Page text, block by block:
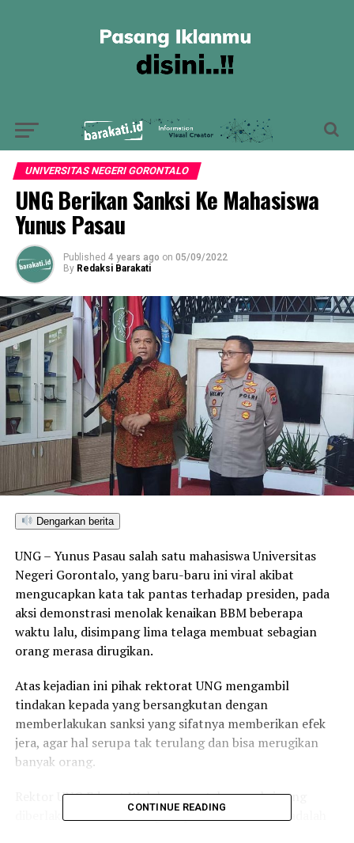
UNIVERSITAS NEGERI GORONTALO
UNG Berikan Sanksi Ke Mahasiswa
Yunus Pasau
Published 4 years ago on 05/09/2022
By Redaksi Barakati
Dengarkan berita
UNG – Yunus Pasau salah satu mahasiswa Universitas
Negeri Gorontalo, yang baru-baru ini viral akibat
mengucapkan kata tak pantas terhadap presiden, pada
aksi demonstrasi menolak kenaikan BBM beberapa
waktu lalu, disimpang lima telaga membuat sebagian
orang merasa dirugikan.
Atas kejadian ini pihak rektorat UNG mengambil
tindakan kepada yang bersangkutan dengan
memberlakukan sanksi yang sifatnya memberikan efek
jera, agar hal serupa tak terulang dan bisa merugikan
banyak orang.
Rektor UNG Eduart Wolok mengatakan sanksi yang
diberlakukan oleh lembaga kepada Yunus Pasau adalah
CONTINUE READING